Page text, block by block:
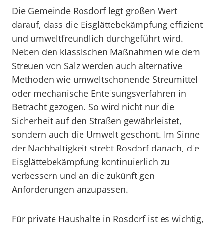
Die Gemeinde Rosdorf legt großen Wert
darauf, dass die Eisglättebekämpfung effizient
und umweltfreundlich durchgeführt wird.
Neben den klassischen Maßnahmen wie dem
Streuen von Salz werden auch alternative
Methoden wie umweltschonende Streumittel
oder mechanische Enteisungsverfahren in
Betracht gezogen. So wird nicht nur die
Sicherheit auf den Straßen gewährleistet,
sondern auch die Umwelt geschont. Im Sinne
der Nachhaltigkeit strebt Rosdorf danach, die
Eisglättebekämpfung kontinuierlich zu
verbessern und an die zukünftigen
Anforderungen anzupassen.
Für private Haushalte in Rosdorf ist es wichtig,